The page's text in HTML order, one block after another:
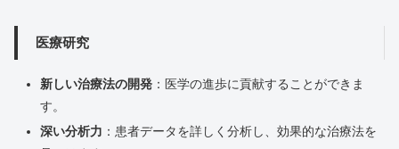
医療研究
新しい治療法の開発：医学の進歩に貢献することができま
す。
深い分析力 ：患者データを詳しく分析し、効果的な治療法を